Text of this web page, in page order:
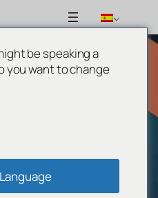
be speaking a
you want to change